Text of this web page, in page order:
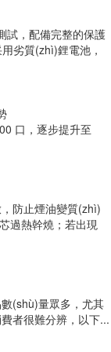
試，配備完整的保護
劣質(zhì)鋰電池，
口，逐步提升至
防止煙油變質(zhì)
過熱幹燒；若出現
(shù)量眾多，尤其
者很難分辨，以下...